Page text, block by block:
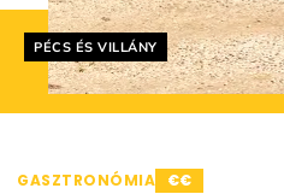
Helyszín címkék:
PÉCS ÉS VILLÁNY
GASZTRONÓMIA €€